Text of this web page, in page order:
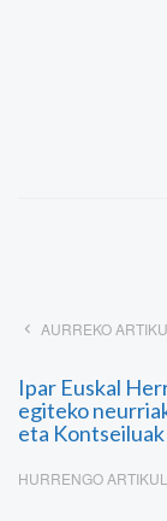
AURREKO
Ipar Euskal
egiteko
eta Kontseiluak
HURRENGO